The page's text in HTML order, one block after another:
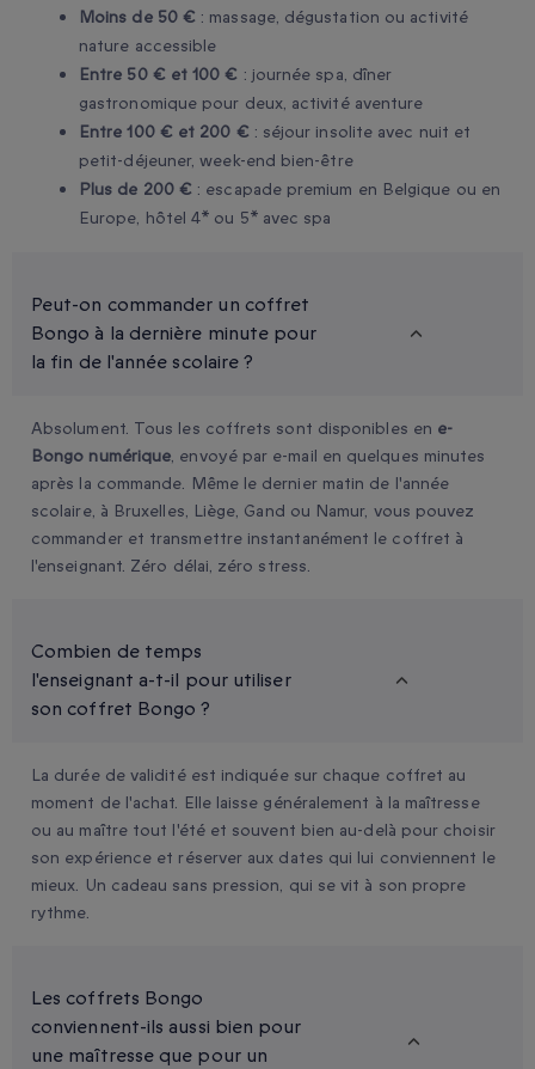
Moins de 50 € : massage, dégustation ou activité
nature accessible
Entre 50 € et 100 € : journée spa, dîner
gastronomique pour deux, activité aventure
Entre 100 € et 200 € : séjour insolite avec nuit et
petit-déjeuner, week-end bien-être
Plus de 200 € : escapade premium en Belgique ou en
Europe, hôtel 4* ou 5* avec spa
Peut-on commander un coffret
Bongo à la dernière minute pour
la fin de l'année scolaire ?
Absolument. Tous les coffrets sont disponibles en e-
Bongo numérique, envoyé par e-mail en quelques minutes
après la commande. Même le dernier matin de l'année
scolaire, à Bruxelles, Liège, Gand ou Namur, vous pouvez
commander et transmettre instantanément le coffret à
l'enseignant. Zéro délai, zéro stress.
Combien de temps
l'enseignant a-t-il pour utiliser
son coffret Bongo ?
La durée de validité est indiquée sur chaque coffret au
moment de l'achat. Elle laisse généralement à la maîtresse
ou au maître tout l'été et souvent bien au-delà pour choisir
son expérience et réserver aux dates qui lui conviennent le
mieux. Un cadeau sans pression, qui se vit à son propre
rythme.
Les coffrets Bongo
conviennent-ils aussi bien pour
une maîtresse que pour un